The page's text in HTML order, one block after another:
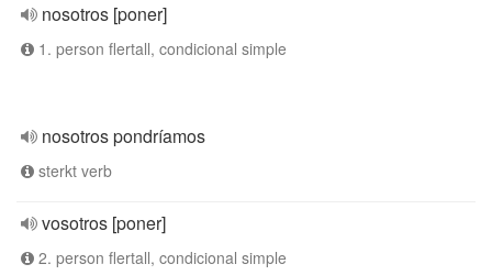
nosotros [poner]
1. person flertall, condicional simple
nosotros pondríamos
sterkt verb
vosotros [poner]
2. person flertall, condicional simple